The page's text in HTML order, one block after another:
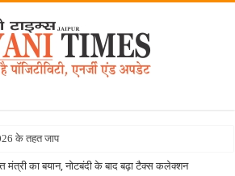
के तहत जापान रवाना हुई
मंत्री का बयान, नोटबंदी के बाद बढ़ा टैक्स कलेक्शन